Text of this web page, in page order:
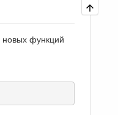
новых функций